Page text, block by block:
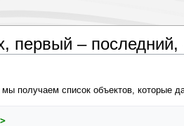
первый –
получаем список объектов, которые
>